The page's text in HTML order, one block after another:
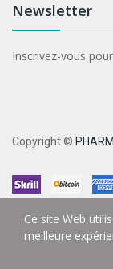
Newsletter
Inscrivez-vous
Copyright ©
Ce site Web
meilleure